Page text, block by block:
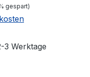
gespart)
3 Werktage